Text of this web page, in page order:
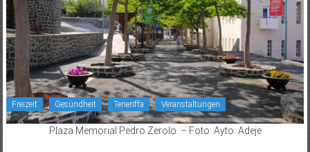
Freizeit Gesundheit Teneriffa Veranstaltungen
Plaza Memorial Pedro Zerolo. – Foto: Ayto. Adeje